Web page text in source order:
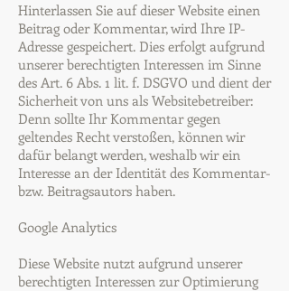
Hinterlassen Sie auf dieser Website einen
Beitrag oder Kommentar, wird Ihre IP-
Adresse gespeichert. Dies erfolgt aufgrund
unserer berechtigten Interessen im Sinne
des Art. 6 Abs. 1 lit. f. DSGVO und dient der
Sicherheit von uns als Websitebetreiber:
Denn sollte Ihr Kommentar gegen
geltendes Recht verstoßen, können wir
dafür belangt werden, weshalb wir ein
Interesse an der Identität des Kommentar-
bzw. Beitragsautors haben.
Google Analytics
Diese Website nutzt aufgrund unserer
berechtigten Interessen zur Optimierung